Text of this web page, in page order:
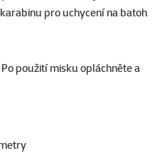
pro uchycení na batoh
použití misku opláchněte a